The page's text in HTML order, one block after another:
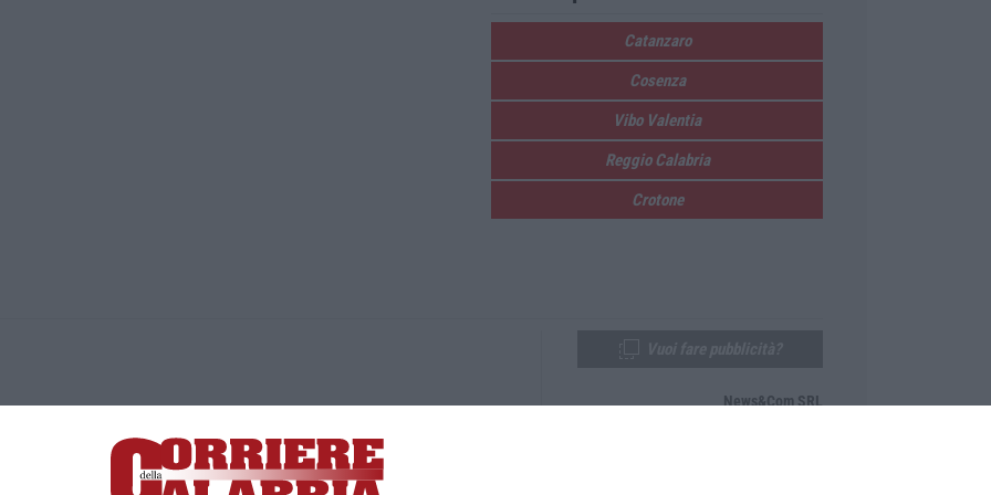
Catanzaro
Cosenza
Vibo Valentia
Reggio Calabria
Crotone
Lamezia Terme (CZ)
responsabile Paola Militano |Privacy
News&Com SRL